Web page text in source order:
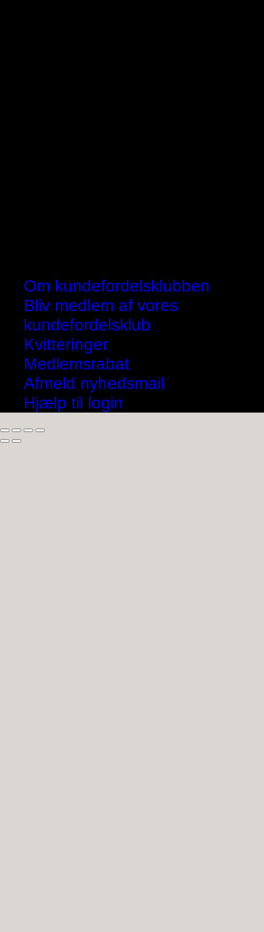
Om kundefordelsklubben
Bliv medlem af vores
kundefordelsklub
Kvitteringer
Medlemsrabat
Afmeld nyhedsmail
Hjælp til login